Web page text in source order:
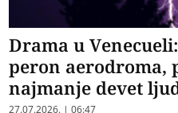
Drama u
peron aerodroma,
najmanje devet
27.07.2026. | 06:47